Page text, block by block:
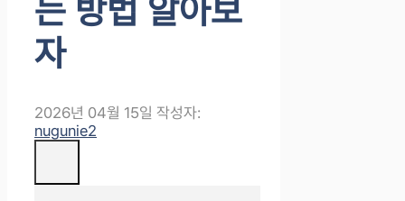
는 방법 알아보
자
2026년 04월 15일 작성자:
nugunie2